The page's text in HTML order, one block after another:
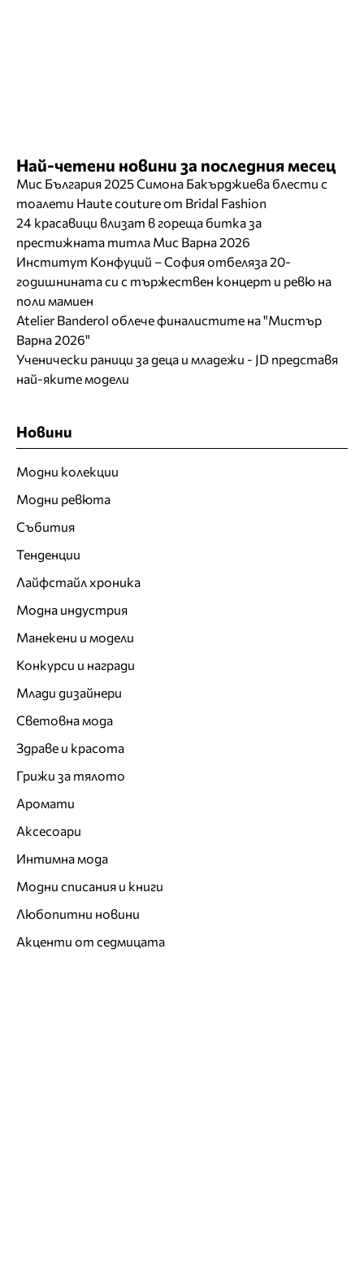
Най-четени новини за последния месец
Мис България 2025 Симона Бакърджиева блести с
тоалети Haute couture от Bridal Fashion
24 красавици влизат в гореща битка за
престижната титла Мис Варна 2026
Институт Конфуций – София отбеляза 20-
годишнината си с тържествен концерт и ревю на
поли мамиен
Atelier Banderol облече финалистите на "Мистър
Варна 2026"
Ученически раници за деца и младежи - JD представя
най-яките модели
Новини
Модни колекции
Модни ревюта
Събития
Тенденции
Лайфстайл хроника
Модна индустрия
Манекени и модели
Конкурси и награди
Млади дизайнери
Световна мода
Здраве и красота
Грижи за тялото
Аромати
Аксесоари
Интимна мода
Модни списания и книги
Любопитни новини
Акценти от седмицата